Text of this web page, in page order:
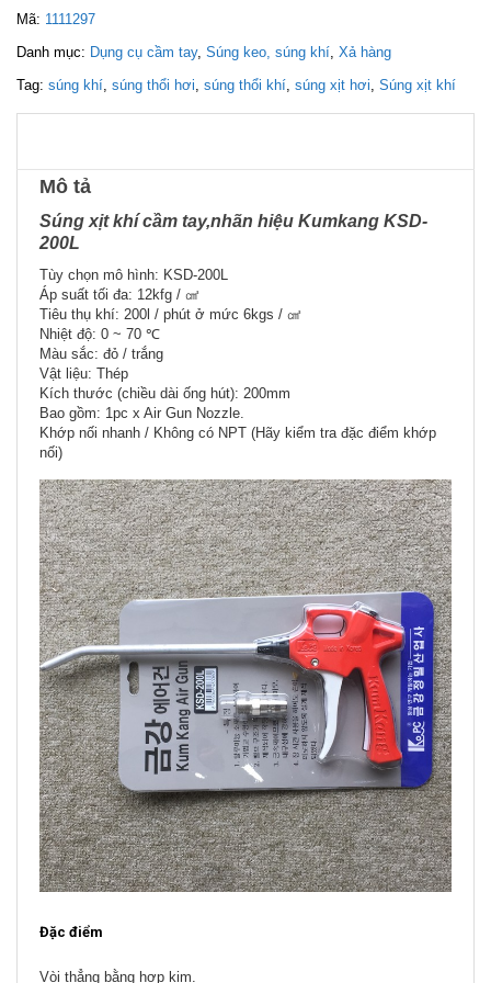
Mã: 1111297
Danh mục: Dụng cụ cầm tay, Súng keo, súng khí, Xả hàng
Tag: súng khí, súng thổi hơi, súng thổi khí, súng xịt hơi, Súng xịt khí
Mô tả
Súng xịt khí cầm tay,nhãn hiệu Kumkang KSD-
200L
Tùy chọn mô hình: KSD-200L
Áp suất tối đa: 12kfg / ㎠
Tiêu thụ khí: 200l / phút ở mức 6kgs / ㎠
Nhiệt độ: 0 ~ 70 ℃
Màu sắc: đỏ / trắng
Vật liệu: Thép
Kích thước (chiều dài ống hút): 200mm
Bao gồm: 1pc x Air Gun Nozzle.
Khớp nối nhanh / Không có NPT (Hãy kiểm tra đặc điểm khớp
nối)
Đặc điểm
Vòi thẳng bằng hợp kim.